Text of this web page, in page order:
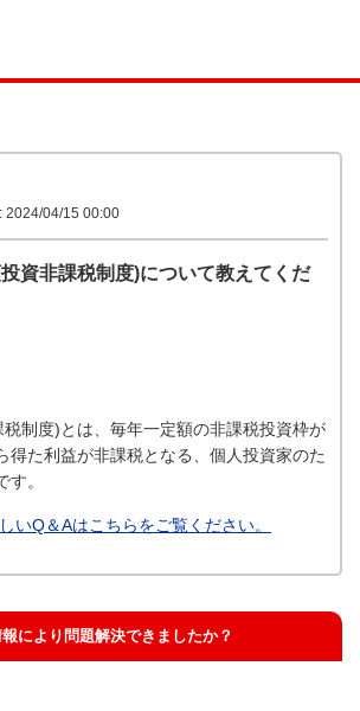
2024/04/15 00:00
資非課税制度)について教えてくだ
制度)とは、毎年一定額の非課税投資枠が
得た利益が非課税となる、個人投資家のた
。
いQ＆Aはこちらをご覧ください。
により問題解決できましたか？